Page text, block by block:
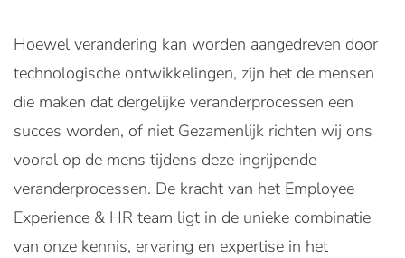
Hoewel verandering kan worden aangedreven door
technologische ontwikkelingen, zijn het de mensen
die maken dat dergelijke veranderprocessen een
succes worden, of niet Gezamenlijk richten wij ons
vooral op de mens tijdens deze ingrijpende
veranderprocessen. De kracht van het Employee
Experience & HR team ligt in de unieke combinatie
van onze kennis, ervaring en expertise in het